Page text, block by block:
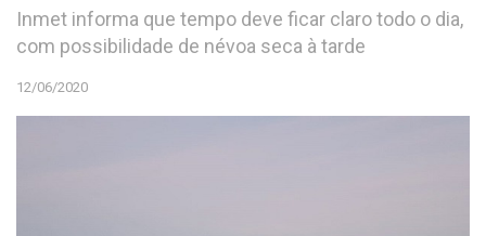
Inmet informa que tempo deve ficar claro todo o dia,
com possibilidade de névoa seca à tarde
12/06/2020